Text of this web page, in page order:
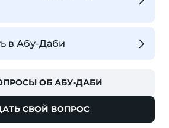
в Абу-Даби
ОБ АБУ-ДАБИ
СВОЙ ВОПРОС